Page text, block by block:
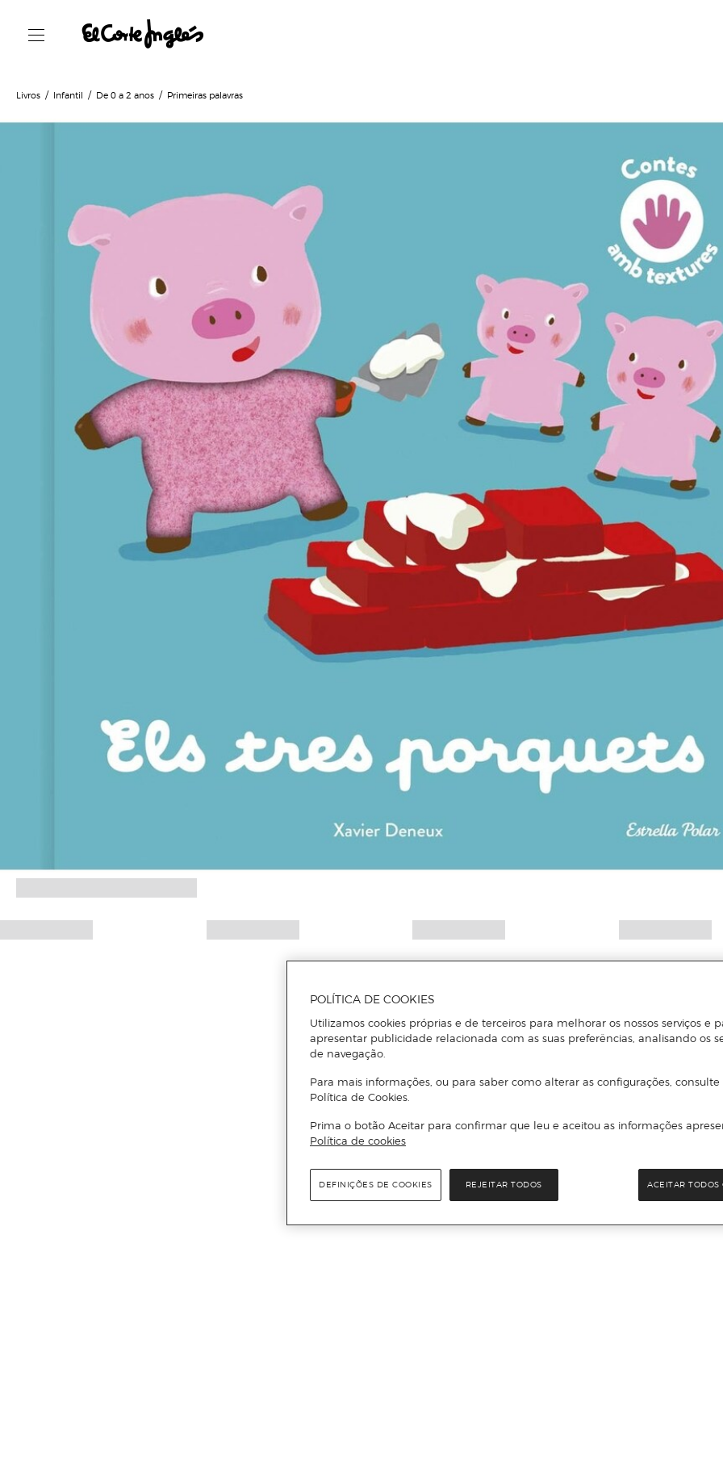
Livros Infantil De 0 a 2 anos Primeiras palavras
POLÍTICA DE COOKIES
Utilizamos cookies próprias e de terceiros para melhorar os nossos serviços e
apresentar publicidade relacionada com as suas preferências, analisando os
de navegação.
Para mais informações, ou para saber como alterar as configurações, consulte
Política de Cookies.
Prima o botão Aceitar para confirmar que leu e aceitou as informações
Política de cookies
REJEITAR TODOS ACEITAR TODOS
DEFINIÇÕES DE COOKIES